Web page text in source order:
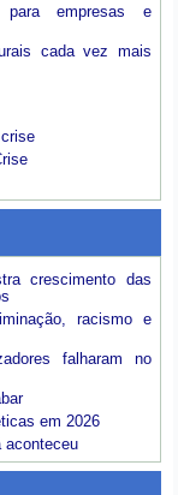
empresas e
cada vez mais
crescimento das
racismo e
falharam no
em 2026
aconteceu